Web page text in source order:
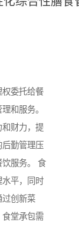
权委托给餐
和服务。
和财力，提
勤管理压
饮服务。 食
水平，同时
过创新菜
食堂承包需